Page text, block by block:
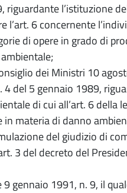
riguardante l’istituzione
l’art. 6 concernente
di opere in grado di
dei Ministri 10
4 del 5 gennaio 1989,
di cui all’art. 6 della
materia di danno
del giudizio di
3 del decreto del
gennaio 1991, n. 9, il